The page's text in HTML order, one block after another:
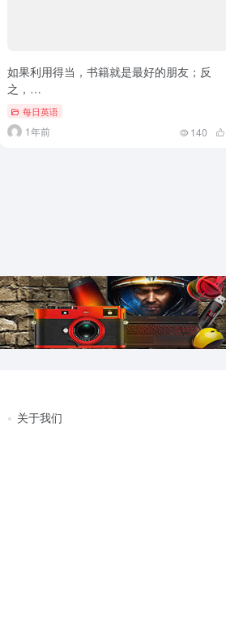
如果利用得当，书籍就是最好的朋友；反
之，…
每日英语
1年前 140
关于我们